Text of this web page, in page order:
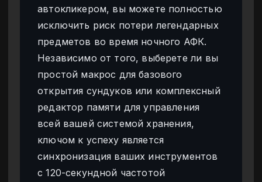
автокликером, вы можете полностью
исключить риск потери легендарных
предметов во время ночного АФК.
Независимо от того, выберете ли вы
простой макрос для базового
открытия сундуков или комплексный
редактор памяти для управления
всей вашей системой хранения,
ключом к успеху является
синхронизация ваших инструментов
с 120-секундной частотой